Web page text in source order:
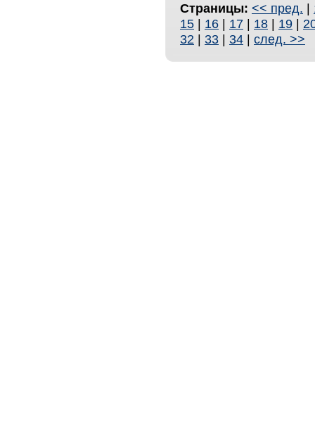
Страницы: << пред. |
15 | 16 | 17 | 18 | 19 |
32 | 33 | 34 | след. >>